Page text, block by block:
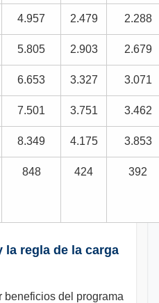
4.957 2.479 2.288
5.805 2.903 2.679
6.653 3.327 3.071
7.501 3.751 3.462
8.349 4.175 3.853
848 424 392
regla de la carga
beneficios del programa